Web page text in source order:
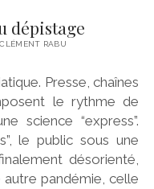
dépistage
RABU
Presse, chaînes
le rythme de
science “express”.
le public sous une
désorienté,
autre pandémie, celle